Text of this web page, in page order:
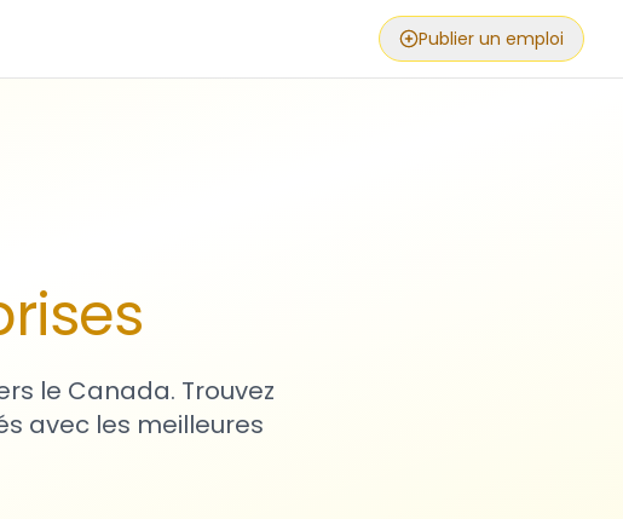
Publier un emploi
le Canada. Trouvez
avec les meilleures